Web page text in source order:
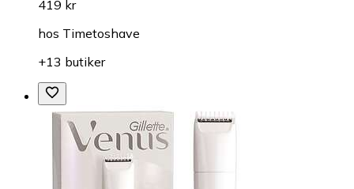
419 kr
hos Timetoshave
+13 butiker